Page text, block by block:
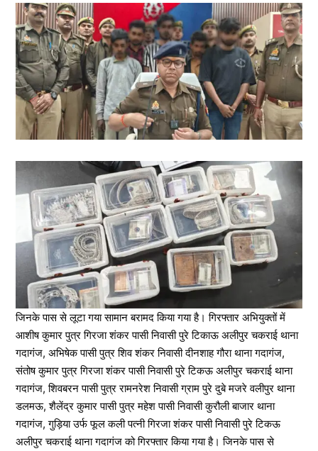
जिनके पास से लूटा गया सामान बरामद किया गया है। गिरफ्तार अभियुक्तों में
आशीष कुमार पुत्र गिरजा शंकर पासी निवासी पुरे टिकाऊ अलीपुर चकराई थाना
गदागंज, अभिषेक पासी पुत्र शिव शंकर निवासी दीनशाह गौरा थाना गदागंज,
संतोष कुमार पुत्र गिरजा शंकर पासी निवासी पुरे टिकऊ अलीपुर चकराई थाना
गदागंज, शिवबरन पासी पुत्र रामनरेश निवासी ग्राम पुरे दुबे मजरे वलीपुर थाना
डलमऊ, शैलेंद्र कुमार पासी पुत्र महेश पासी निवासी कुरौली बाजार थाना
गदागंज, गुड़िया उर्फ फूल कली पत्नी गिरजा शंकर पासी निवासी पुरे टिकऊ
अलीपुर चकराई थाना गदागंज को गिरफ्तार किया गया है। जिनके पास से